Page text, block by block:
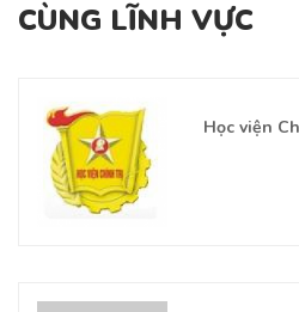
CÙNG LĨNH VỰC
Học viện